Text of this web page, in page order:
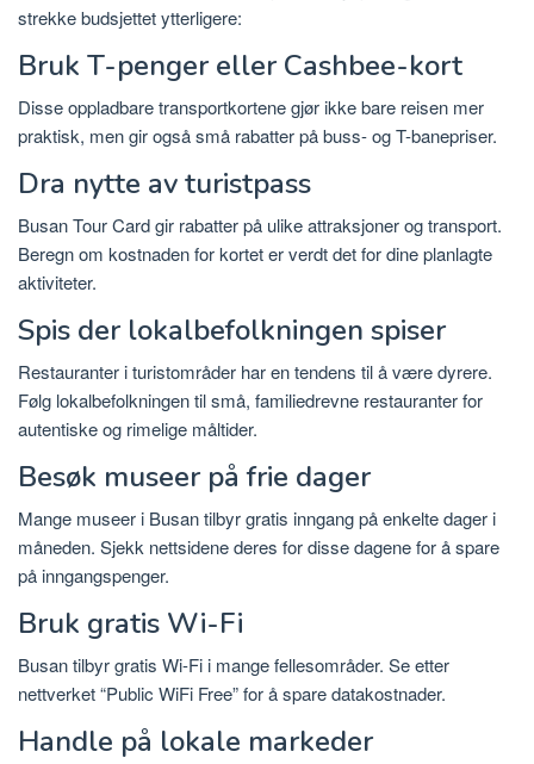
strekke budsjettet ytterligere:
Bruk T-penger eller Cashbee-kort
Disse oppladbare transportkortene gjør ikke bare reisen mer
praktisk, men gir også små rabatter på buss- og T-banepriser.
Dra nytte av turistpass
Busan Tour Card gir rabatter på ulike attraksjoner og transport.
Beregn om kostnaden for kortet er verdt det for dine planlagte
aktiviteter.
Spis der lokalbefolkningen spiser
Restauranter i turistområder har en tendens til å være dyrere.
Følg lokalbefolkningen til små, familiedrevne restauranter for
autentiske og rimelige måltider.
Besøk museer på frie dager
Mange museer i Busan tilbyr gratis inngang på enkelte dager i
måneden. Sjekk nettsidene deres for disse dagene for å spare
på inngangspenger.
Bruk gratis Wi-Fi
Busan tilbyr gratis Wi-Fi i mange fellesområder. Se etter
nettverket “Public WiFi Free” for å spare datakostnader.
Handle på lokale markeder